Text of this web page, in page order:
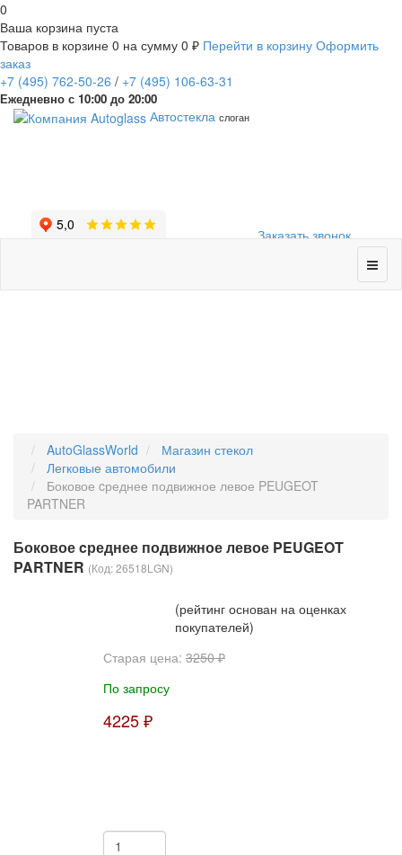
0
Ваша корзина пуста
Товаров в корзине 0 на сумму 0 ₽ Перейти в корзину Оформить
заказ
+7 (495) 762-50-26 / +7 (495) 106-63-31
Ежедневно с 10:00 до 20:00
Заказать звонок
Автостекла слоган
AutoGlassWorld
Магазин стекол
Легковые автомобили
Боковое cреднее подвижное левое PEUGEOT
PARTNER
Боковое cреднее подвижное левое PEUGEOT
PARTNER (Код:26518LGN)
(рейтинг основан на оценках
покупателей)
Старая цена: 3250 ₽
По запросу
4225 ₽